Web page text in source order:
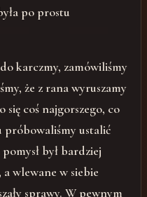
po prostu
karczmy, zamówiliśmy
że z rana wyruszamy
coś najgorszego, co
próbowaliśmy ustalić
był bardziej
wlewane w siebie
sprawy. W pewnym